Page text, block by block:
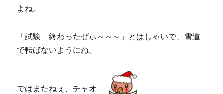
よね。
「試験 終わったぜぃ～～～」とはしゃいで、雪道
で転ばないようにね。
ではまたねぇ、チャオ